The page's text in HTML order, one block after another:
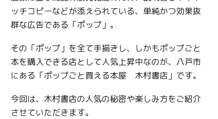
ッチコピーなどが添えられている、単純かつ効果抜
群な広告である「ポップ」。
その「ポップ」を全て手描きし、しかもポップごと
本を購入できる店として人気上昇中なのが、八戸市
にある「ポップごと買える本屋 木村書店」です。
今回は、木村書店の人気の秘密や楽しみ方をご紹介
させていただきます。